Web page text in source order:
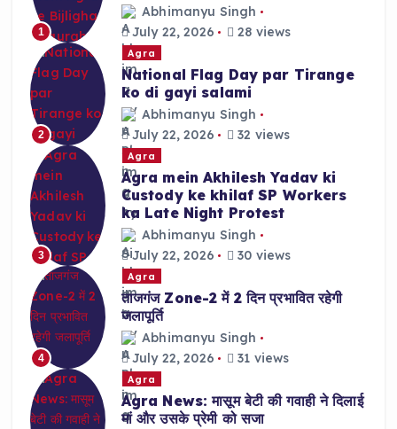
1
Abhimanyu Singh
July 22, 2026
28 views
2
Agra
National Flag Day par Tirange
ko di gayi salami
Abhimanyu Singh
July 22, 2026
32 views
3
Agra
Agra mein Akhilesh Yadav ki
Custody ke khilaf SP Workers
ka Late Night Protest
Abhimanyu Singh
July 22, 2026
30 views
4
Agra
ताजगंज Zone-2 में 2 दिन प्रभावित रहेगी
जलापूर्ति
Abhimanyu Singh
July 22, 2026
31 views
Agra
Agra News: मासूम बेटी की गवाही ने दिलाई
मां और उसके प्रेमी को सजा